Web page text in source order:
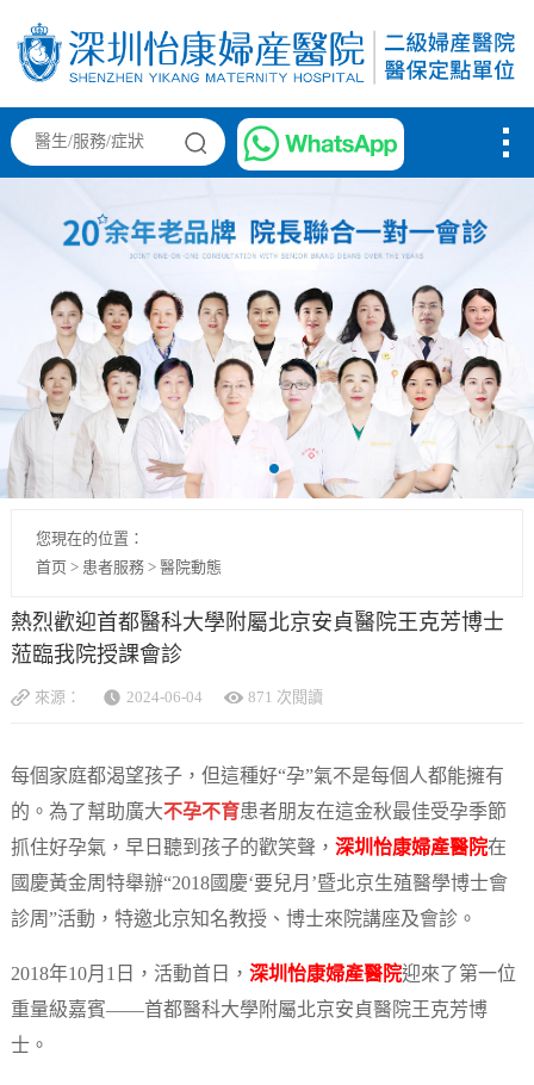
您現在的位置：
首页 > 患者服務> 醫院動態
熱烈歡迎首都醫科大學附屬北京安貞醫院王克芳博士
蒞臨我院授課會診
來源： 2024-06-04 871 次閱讀
每個家庭都渴望孩子，但這種好“孕”氣不是每個人都能擁有
的。為了幫助廣大不孕不育患者朋友在這金秋最佳受孕季節
抓住好孕氣，早日聽到孩子的歡笑聲， 深圳怡康婦產醫院在
國慶黃金周特舉辦“2018國慶‘要兒月’暨北京生殖醫學博士會
診周”活動，特邀北京知名教授、博士來院講座及會診。
2018年10月1日，活動首日， 深圳怡康婦產醫院迎來了第一位
重量級嘉賓——首都醫科大學附屬北京安貞醫院王克芳博
士。